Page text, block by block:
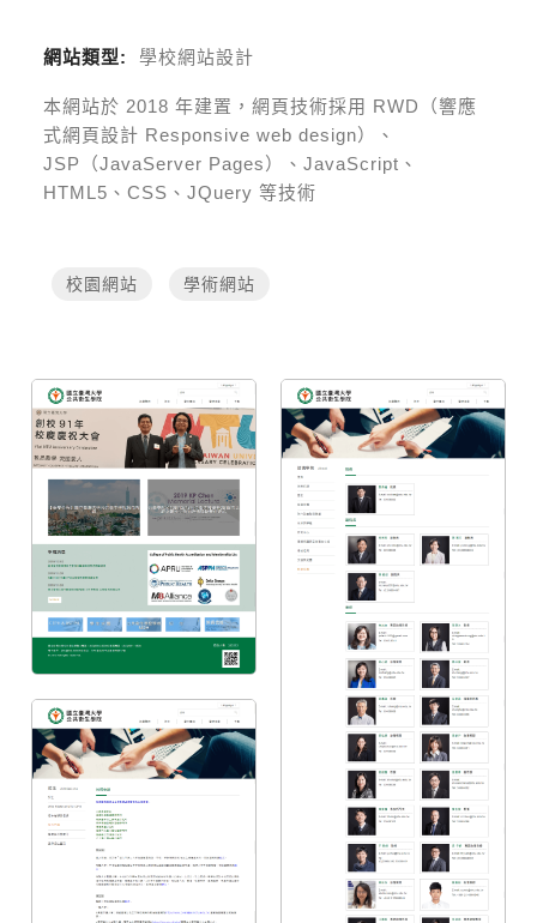
網站類型: 學校網站設計
本網站於 2018 年建置，網頁技術採用 RWD（響應
式網頁設計 Responsive web design）、
JSP（JavaServer Pages）、JavaScript、
HTML5、CSS、JQuery 等技術
校園網站 學術網站